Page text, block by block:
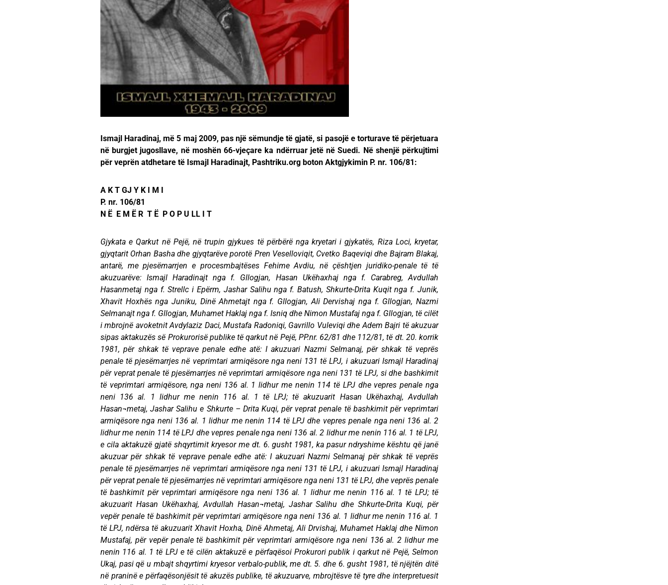
Ismajl Haradinaj, më 5 maj 2009, pas një sëmundje të gjatë, si pasojë e torturave të përjetuara
në burgjet jugosllave, në moshën 66-vjeçare ka ndërruar jetë në Suedi. Në shenjë përkujtimi
për veprën atdhetare të Ismajl Haradinajt, Pashtriku.org boton Aktgjykimin P. nr. 106/81:
A K T GJ Y K I M I
P. nr. 106/81
N Ë E M Ë R T Ë P O P U LL I T
Gjykata e Qarkut në Pejë, në trupin gjykues të përbërë nga kryetari i gjykatës, Riza Loci, kryetar,
gjyqtarit Orhan Basha dhe gjyqtarëve porotë Pren Veselloviqit, Cvetko Baqeviqi dhe Bajram Blakaj,
antarë, me pjesëmarrjen e procesmbajtëses Fehime Avdiu, në çështjen juridiko-penale të të
akuzuarëve: Ismajl Haradinajt nga f. Gllogjan, Hasan Ukëhaxhaj nga f. Carabreg, Avdullah
Hasanmetaj nga f. Strellc i Epërm, Jashar Salihu nga f. Batush, Shkurte-Drita Kuqit nga f. Junik,
Xhavit Hoxhës nga Juniku, Dinë Ahmetajt nga f. Gllogjan, Ali Dervishaj nga f. Gllogjan, Nazmi
Selmanajt nga f. Gllogjan, Muhamet Haklaj nga f. Isniq dhe Nimon Mustafaj nga f. Gllogjan, të cilët
i mbrojnë avoketnit Avdylaziz Daci, Mustafa Radoniqi, Gavrillo Vuleviqi dhe Adem Bajri të akuzuar
sipas aktakuzës së Prokurorisë publike të qarkut në Pejë, PP.nr. 62/81 dhe 112/81, të dt. 20. korrik
1981, për shkak të veprave penale edhe atë: I akuzuari Nazmi Selmanaj, për shkak të veprës
penale të pjesëmarrjes në veprimtari armiqësore nga neni 131 të LPJ, i akuzuari Ismajl Haradinaj
për veprat penale të pjesëmarrjes në veprimtari armiqësore nga neni 131 të LPJ, si dhe bashkimit
të veprimtari armiqësore, nga neni 136 al. 1 lidhur me nenin 114 të LPJ dhe vepres penale nga
neni 136 al. 1 lidhur me nenin 116 al. 1 të LPJ; të akuzuarit Hasan Ukëhaxhaj, Avdullah
Hasan¬metaj, Jashar Salihu e Shkurte – Drita Kuqi, për veprat penale të bashkimit për veprimtari
armiqësore nga neni 136 al. 1 lidhur me nenin 114 të LPJ dhe vepres penale nga neni 136 al. 2
lidhur me nenin 114 të LPJ dhe vepres penale nga neni 136 al. 2 lidhur me nenin 116 al. 1 të LPJ,
e cila aktakuzë gjatë shqyrtimit kryesor me dt. 6. gusht 1981, ka pasur ndryshime kështu që janë
akuzuar për shkak të veprave penale edhe atë: I akuzuari Nazmi Selmanaj për shkak të veprës
penale të pjesëmarrjes në veprimtari armiqësore nga neni 131 të LPJ, i akuzuari Ismajl Haradinaj
për veprat penale të pjesëmarrjes në veprimtari armiqësore nga neni 131 të LPJ, dhe veprës penale
të bashkimit për veprimtari armiqësore nga neni 136 al. 1 lidhur me nenin 116 al. 1 të LPJ; të
akuzuarit Hasan Ukëhaxhaj, Avdullah Hasan¬metaj, Jashar Salihu dhe Shkurte-Drita Kuqi, për
vepër penale të bashkimit për veprimtari armiqësore nga neni 136 al. 1 lidhur me nenin 116 al. 1
të LPJ, ndërsa të akuzuarit Xhavit Hoxha, Dinë Ahmetaj, Ali Drvishaj, Muhamet Haklaj dhe Nimon
Mustafaj, për vepër penale të bashkimit për veprimtari armiqësore nga neni 136 al. 2 lidhur me
nenin 116 al. 1 të LPJ e të cilën aktakuzë e përfaqësoi Prokurori publik i qarkut në Pejë, Selmon
Ukaj, pasi që u mbajt shqyrtimi kryesor verbalo-publik, me dt. 5. dhe 6. gusht 1981, të njëjtën ditë
në praninë e përfaqësonjësit të akuzës publike, të akuzuarve, mbrojtësve të tyre dhe interpretuesit